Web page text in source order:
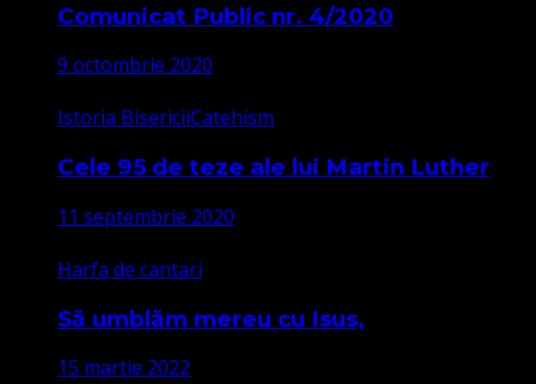
Comunicat Public nr. 4/2020
9 octombrie 2020
Istoria BisericiiCatehism
Cele 95 de teze ale lui Martin Luther
11 septembrie 2020
Harfa de cantari
Să umblăm mereu cu Isus,
15 martie 2022